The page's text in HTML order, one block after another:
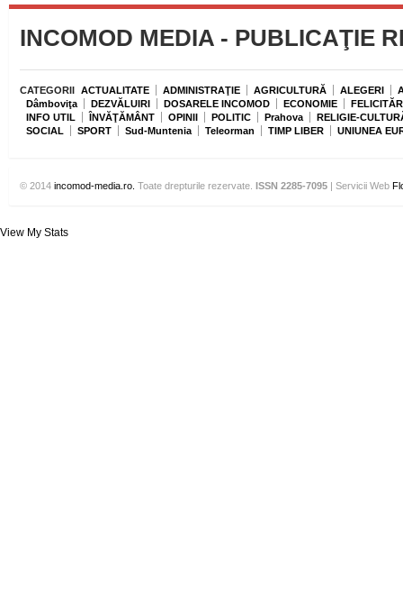
INCOMOD MEDIA - PUBLICAŢIE
CATEGORII ACTUALITATE ADMINISTRAŢIE AGRICULTURĂ ALEGERI
Dâmboviţa
DEZVĂLUIRI DOSARELE INCOMOD ECONOMIE
INFO UTIL
ÎNVĂŢĂMÂNT OPINII POLITIC Prahova
RELIGIE-
SOCIAL
SPORT Sud-Muntenia Teleorman TIMP LIBER UNIUNEA
© 2014incomod-media.ro. Toate drepturile rezervate. ISSN 2285-7095| Servicii Web
View My Stats